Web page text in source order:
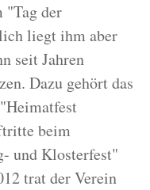
"Tag der
liegt ihm aber
seit Jahren
Dazu gehört das
beim
und Klosterfest"
trat der Verein